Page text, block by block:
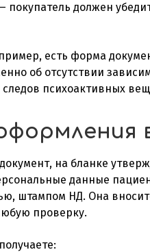
должен
есть форма
об отсутствии
психоактивных
на бланке
данные
штампом НД. Она
проверку.